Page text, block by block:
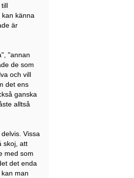
till
känna
är
"annan
de som
och vill
det ens
ganska
alltså
Vissa
skoj, att
med som
det enda
man